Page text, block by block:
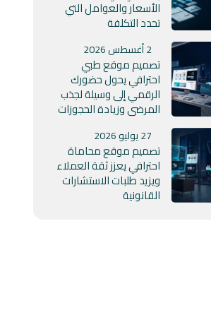
الأسعار والعوامل التي
تحدد التكلفة
2 أغسطس 2026
تصميم موقع طبي
احترافي يحول حضورك
الرقمي إلى وسيلة لجذب
المرضى وزيادة الحجوزات
27 يوليو 2026
تصميم موقع محاماة
احترافي يعزز ثقة العملاء
ويزيد طلبات الاستشارات
القانونية